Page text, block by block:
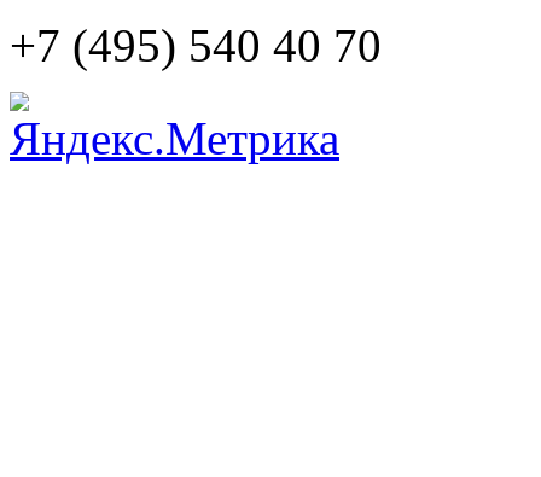
+7 (495) 540 40 70